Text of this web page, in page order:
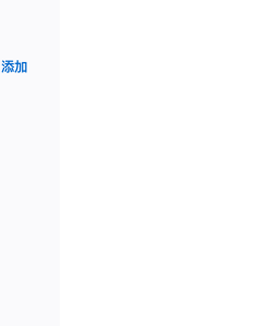
添加AppleCare+